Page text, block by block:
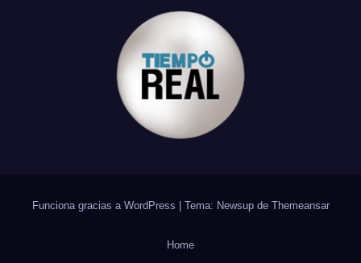
Funciona gracias a WordPress Tema: Newsup de Themeansar
Home